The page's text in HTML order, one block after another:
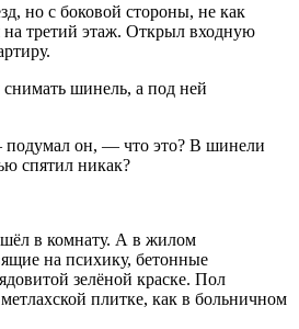
но с боковой стороны, не как
третий этаж. Открыл входную
шинель, а под ней
он, — что это? В шинели
спятил никак?
в комнату. А в жилом
на психику, бетонные
зелёной краске. Пол
плитке, как в больничном